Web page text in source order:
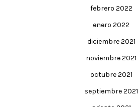
febrero 2022
enero 2022
diciembre 2021
noviembre 2021
octubre 2021
septiembre 2021